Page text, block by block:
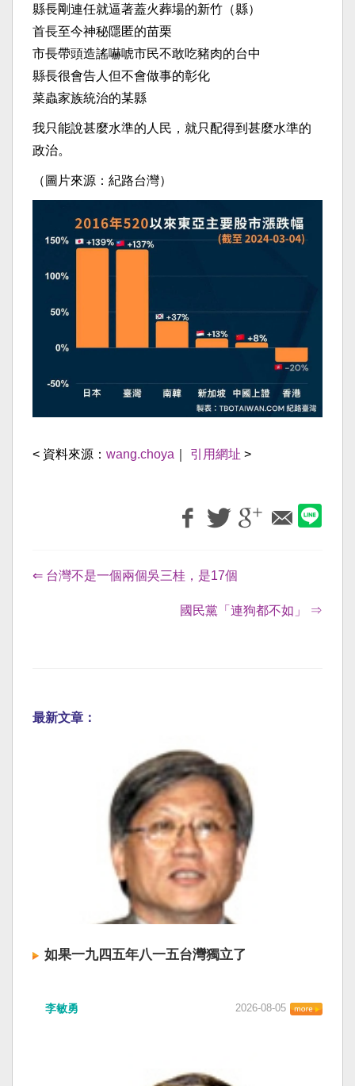
縣長剛連任就逼著蓋火葬場的新竹（縣）
首長至今神秘隱匿的苗栗
市長帶頭造謠嚇唬市民不敢吃豬肉的台中
縣長很會告人但不會做事的彰化
菜蟲家族統治的某縣
我只能說甚麼水準的人民，就只配得到甚麼水準的
政治。
（圖片來源：紀路台灣）
< 資料來源： wang.choya 引用網址 >
⇐ 台灣不是一個兩個吳三桂，是17個
國民黨「連狗都不如」 ⇒
最新文章：
如果一九四五年八一五台灣獨立了
李敏勇 2026-08-05